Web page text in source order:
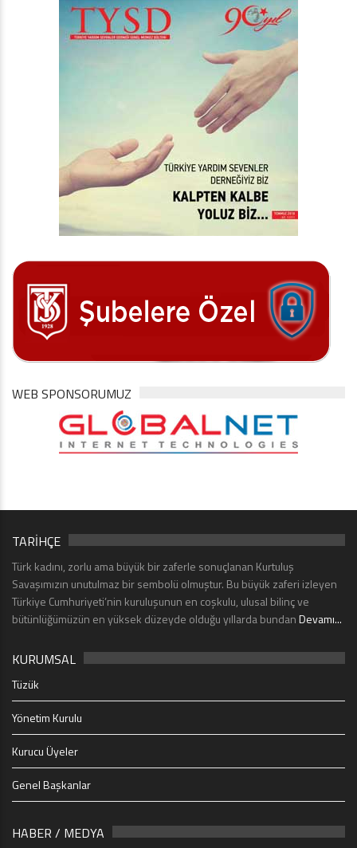
WEB SPONSORUMUZ
TARİHÇE
Türk kadını, zorlu ama büyük bir zaferle sonuçlanan Kurtuluş
Savaşımızın unutulmaz bir sembolü olmuştur. Bu büyük zaferi izleyen
Türkiye Cumhuriyeti’nin kuruluşunun en coşkulu, ulusal bilinç ve
bütünlüğümüzün en yüksek düzeyde olduğu yıllarda bundanDevamı...
KURUMSAL
Tüzük
Yönetim Kurulu
Kurucu Üyeler
Genel Başkanlar
HABER / MEDYA